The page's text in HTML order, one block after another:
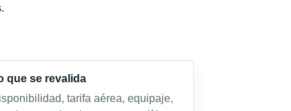
que se revalida
tarifa aérea, equipaje,